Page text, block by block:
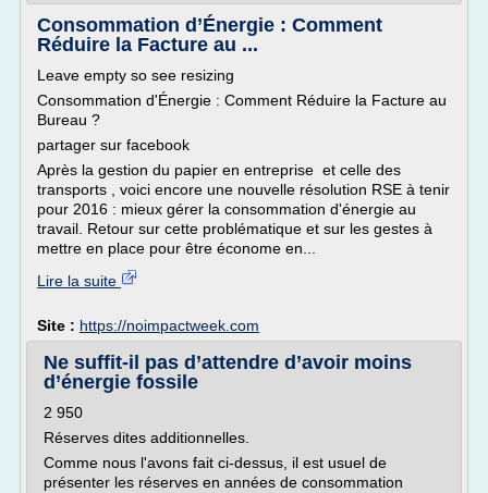
Consommation d’Énergie : Comment
Réduire la Facture au ...
Leave empty so see resizing
Consommation d'Énergie : Comment Réduire la Facture au
Bureau ?
partager sur facebook
Après la gestion du papier en entreprise et celle des
transports , voici encore une nouvelle résolution RSE à tenir
pour 2016 : mieux gérer la consommation d'énergie au
travail. Retour sur cette problématique et sur les gestes à
mettre en place pour être économe en...
Lire la suite
Site : https://noimpactweek.com
Ne suffit-il pas d’attendre d’avoir moins
d’énergie fossile
2 950
Réserves dites additionnelles.
Comme nous l'avons fait ci-dessus, il est usuel de
présenter les réserves en années de consommation